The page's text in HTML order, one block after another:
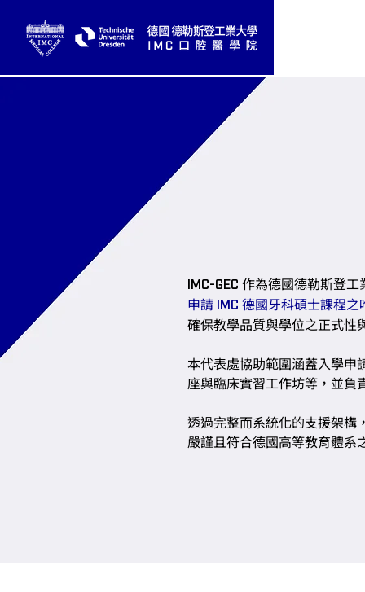
IMC-GEC 作為德國德勒斯登
申請 IMC 德國牙科碩士課程
確保教學品質與學位之正式性
本代表處協助範圍涵蓋入學申
座與臨床實習工作坊等，並負
透過完整而系統化的支援架構
嚴謹且符合德國高等教育體系